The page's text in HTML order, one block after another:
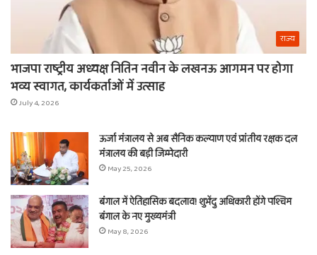
राज्य
भाजपा राष्ट्रीय अध्यक्ष नितिन नवीन के लखनऊ आगमन पर होगा
भव्य स्वागत, कार्यकर्ताओं में उत्साह
July 4, 2026
ऊर्जा मंत्रालय से अब सैनिक कल्याण एवं प्रांतीय रक्षक दल
मंत्रालय की बड़ी जिम्मेदारी
May 25, 2026
बंगाल में ऐतिहासिक बदलाव! शुभेंदु अधिकारी होंगे पश्चिम
बंगाल के नए मुख्यमंत्री
May 8, 2026